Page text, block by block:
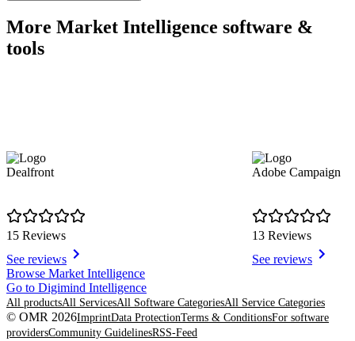
More Market Intelligence software &
tools
Dealfront
15 Reviews
See reviews
Adobe Campaign
13 Reviews
See reviews
Item
1
of
8
Browse Market Intelligence
Go to Digimind Intelligence
All productsAll ServicesAll Software CategoriesAll Service Categories
© OMR 2026ImprintData ProtectionTerms & ConditionsFor software
providersCommunity GuidelinesRSS-Feed